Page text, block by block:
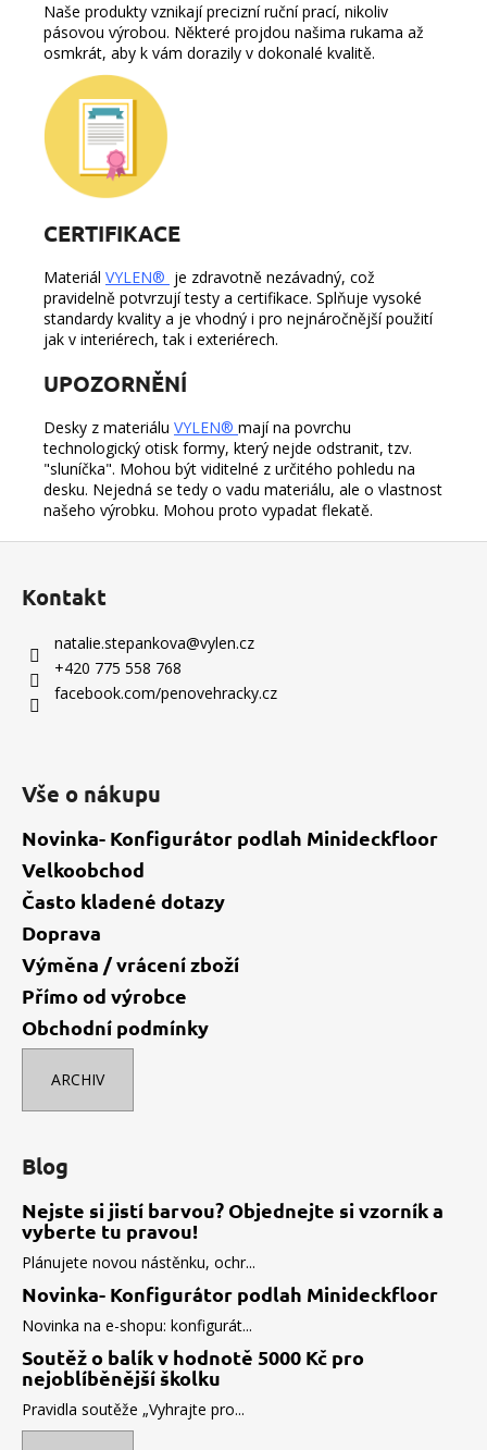
Naše produkty vznikají precizní ruční prací, nikoliv
pásovou výrobou. Některé projdou našima rukama až
osmkrát, aby k vám dorazily v dokonalé kvalitě.
CERTIFIKACE
Materiál VYLEN® je zdravotně nezávadný, což
pravidelně potvrzují testy a certifikace. Splňuje vysoké
standardy kvality a je vhodný i pro nejnáročnější použití
jak v interiérech, tak i exteriérech.
UPOZORNĚNÍ
Desky z materiálu VYLEN® mají na povrchu
technologický otisk formy, který nejde odstranit, tzv.
"sluníčka". Mohou být viditelné z určitého pohledu na
desku. Nejedná se tedy o vadu materiálu, ale o vlastnost
našeho výrobku. Mohou proto vypadat flekatě.
Kontakt
natalie.stepankova@vylen.cz
+420 775 558 768
facebook.com/penovehracky.cz
Vše o nákupu
Novinka- Konfigurátor podlah Minideckfloor
Velkoobchod
Často kladené dotazy
Doprava
Výměna / vrácení zboží
Přímo od výrobce
Obchodní podmínky
ARCHIV
Blog
Nejste si jistí barvou? Objednejte si vzorník a
vyberte tu pravou!
Plánujete novou nástěnku, ochr...
Novinka- Konfigurátor podlah Minideckfloor
Novinka na e-shopu: konfigurát...
Soutěž o balík v hodnotě 5000 Kč pro
nejoblíběnější školku
Pravidla soutěže „Vyhrajte pro...